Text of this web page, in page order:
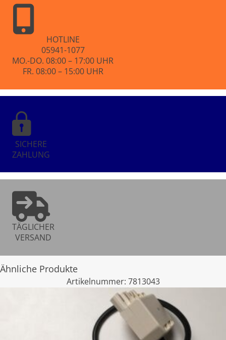
HOTLINE
05941-1077
MO.-DO. 08:00 – 17:00 UHR
FR. 08:00 – 15:00 UHR
SICHERE
ZAHLUNG
TÄGLICHER
VERSAND
Ähnliche Produkte
Artikelnummer: 7813043